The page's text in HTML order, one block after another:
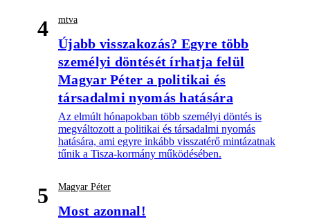
4 mtva
Újabb visszakozás? Egyre több
személyi döntését írhatja felül
Magyar Péter a politikai és
társadalmi nyomás hatására
Az elmúlt hónapokban több személyi döntés is
megváltozott a politikai és társadalmi nyomás
hatására, ami egyre inkább visszatérő mintázatnak
tűnik a Tisza-kormány működésében.
5 Magyar Péter
Most azonnal!